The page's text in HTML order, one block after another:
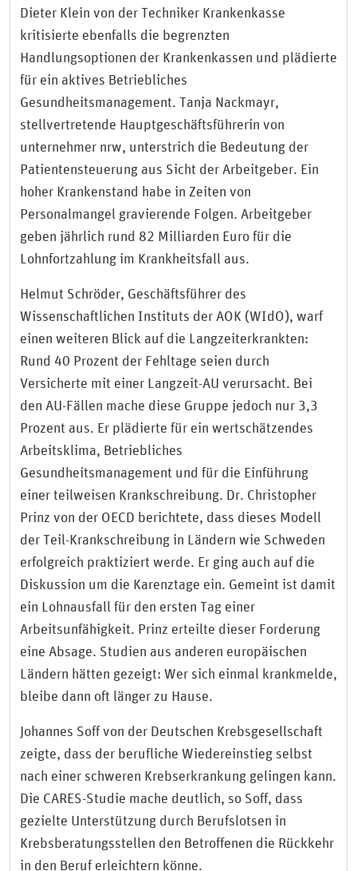
Dieter Klein von der Techniker Krankenkasse
kritisierte ebenfalls die begrenzten
Handlungsoptionen der Krankenkassen und plädierte
für ein aktives Betriebliches
Gesundheitsmanagement. Tanja Nackmayr,
stellvertretende Hauptgeschäftsführerin von
unternehmer nrw, unterstrich die Bedeutung der
Patientensteuerung aus Sicht der Arbeitgeber. Ein
hoher Krankenstand habe in Zeiten von
Personalmangel gravierende Folgen. Arbeitgeber
geben jährlich rund 82 Milliarden Euro für die
Lohnfortzahlung im Krankheitsfall aus.
Helmut Schröder, Geschäftsführer des
Wissenschaftlichen Instituts der AOK (WIdO), warf
einen weiteren Blick auf die Langzeiterkrankten:
Rund 40 Prozent der Fehltage seien durch
Versicherte mit einer Langzeit-AU verursacht. Bei
den AU-Fällen mache diese Gruppe jedoch nur 3,3
Prozent aus. Er plädierte für ein wertschätzendes
Arbeitsklima, Betriebliches
Gesundheitsmanagement und für die Einführung
einer teilweisen Krankschreibung. Dr. Christopher
Prinz von der OECD berichtete, dass dieses Modell
der Teil-Krankschreibung in Ländern wie Schweden
erfolgreich praktiziert werde. Er ging auch auf die
Diskussion um die Karenztage ein. Gemeint ist damit
ein Lohnausfall für den ersten Tag einer
Arbeitsunfähigkeit. Prinz erteilte dieser Forderung
eine Absage. Studien aus anderen europäischen
Ländern hätten gezeigt: Wer sich einmal krankmelde,
bleibe dann oft länger zu Hause.
Johannes Soff von der Deutschen Krebsgesellschaft
zeigte, dass der berufliche Wiedereinstieg selbst
nach einer schweren Krebserkrankung gelingen kann.
Die CARES-Studie mache deutlich, so Soff, dass
gezielte Unterstützung durch Berufslotsen in
Krebsberatungsstellen den Betroffenen die Rückkehr
in den Beruf erleichtern könne.